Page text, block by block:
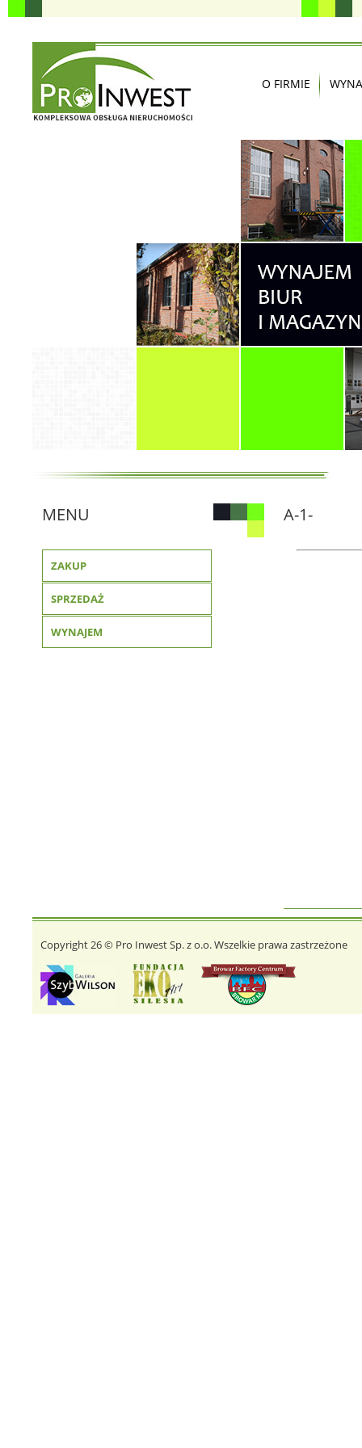
O FIRMIE
MENU
ZAKUP
SPRZEDAŻ
WYNAJEM
A-1-
Copyright 26 © Pro Inwest Sp. z o.o. Wszelkie prawa zastrzeżone